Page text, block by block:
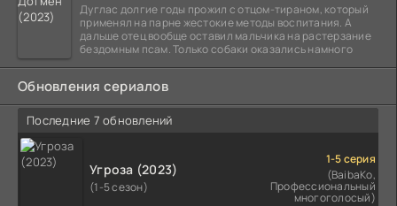
Дуглас долгие годы прожил с отцом-тираном, который
применял на парне жестокие методы воспитания. А
дальше отец вообще оставил мальчика на растерзание
бездомным псам. Только собаки оказались намного
Обновления сериалов
Последние 7 обновлений
Угроза (2023)
(1-5 сезон)
1-5 серия
(BaibaKo,
Профессиональный
многоголосый)